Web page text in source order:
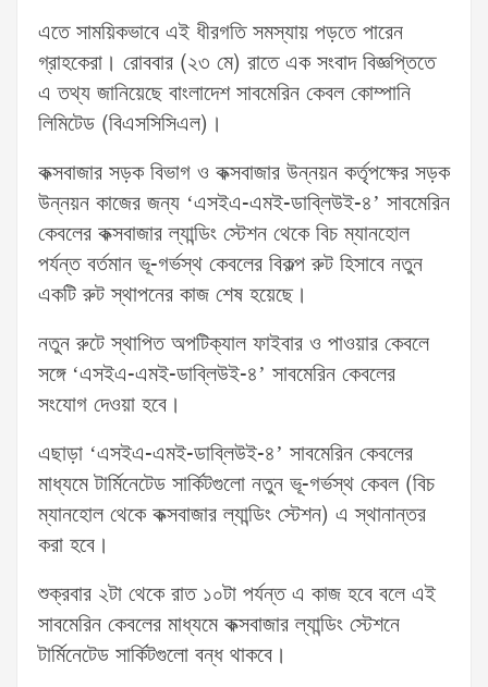
এতে সাময়িকভাবে এই ধীরগতি সমস্যায় পড়তে পারেন
গ্রাহকেরা। রোববার (২৩ মে) রাতে এক সংবাদ বিজ্ঞপ্তিতে
এ তথ্য জানিয়েছে বাংলাদেশ সাবমেরিন কেবল কোম্পানি
লিমিটেড (বিএসসিসিএল)।
কক্সবাজার সড়ক বিভাগ ও কক্সবাজার উন্নয়ন কর্তৃপক্ষের সড়ক
উন্নয়ন কাজের জন্য ‘এসইএ-এমই-ডাব্লিউই-৪’ সাবমেরিন
কেবলের কক্সবাজার ল্যান্ডিং স্টেশন থেকে বিচ ম্যানহোল
পর্যন্ত বর্তমান ভূ-গর্ভস্থ কেবলের বিকল্প রুট হিসাবে নতুন
একটি রুট স্থাপনের কাজ শেষ হয়েছে।
নতুন রুটে স্থাপিত অপটিক্যাল ফাইবার ও পাওয়ার কেবলে
সঙ্গে ‘এসইএ-এমই-ডাব্লিউই-৪’ সাবমেরিন কেবলের
সংযোগ দেওয়া হবে।
এছাড়া ‘এসইএ-এমই-ডাব্লিউই-৪’ সাবমেরিন কেবলের
মাধ্যমে টার্মিনেটেড সার্কিটগুলো নতুন ভূ-গর্ভস্থ কেবল (বিচ
ম্যানহোল থেকে কক্সবাজার ল্যান্ডিং স্টেশন) এ স্থানান্তর
করা হবে।
শুক্রবার ২টা থেকে রাত ১০টা পর্যন্ত এ কাজ হবে বলে এই
সাবমেরিন কেবলের মাধ্যমে কক্সবাজার ল্যান্ডিং স্টেশনে
টার্মিনেটেড সার্কিটগুলো বন্ধ থাকবে।